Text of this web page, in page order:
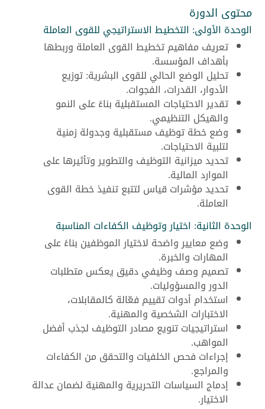
محتوى الدورة
الوحدة الأولى: التخطيط الاستراتيجي للقوى العاملة
تعريف مفاهيم تخطيط القوى العاملة وربطها
بأهداف المؤسسة.
تحليل الوضع الحالي للقوى البشرية: توزيع
الأدوار، القدرات، الفجوات.
تقدير الاحتياجات المستقبلية بناءً على النمو
والهيكل التنظيمي.
وضع خطة توظيف مستقبلية وجدولة زمنية
لتلبية الاحتياجات.
تحديد ميزانية التوظيف والتطوير وتأثيرها على
الموارد المالية.
تحديد مؤشرات قياس لتتبع تنفيذ خطة القوى
العاملة.
الوحدة الثانية: اختيار وتوظيف الكفاءات المناسبة
وضع معايير واضحة لاختيار الموظفين بناءً على
المهارات والخبرة.
تصميم وصف وظيفي دقيق يعكس متطلبات
الدور والمسؤوليات.
استخدام أدوات تقييم فعّالة كالمقابلات،
الاختبارات الشخصية والمهنية.
استراتيجيات تنويع مصادر التوظيف لجذب أفضل
المواهب.
إجراءات فحص الخلفيات والتحقق من الكفاءات
والمراجع.
إدماج السياسات التحريرية والمهنية لضمان عدالة
الاختيار.